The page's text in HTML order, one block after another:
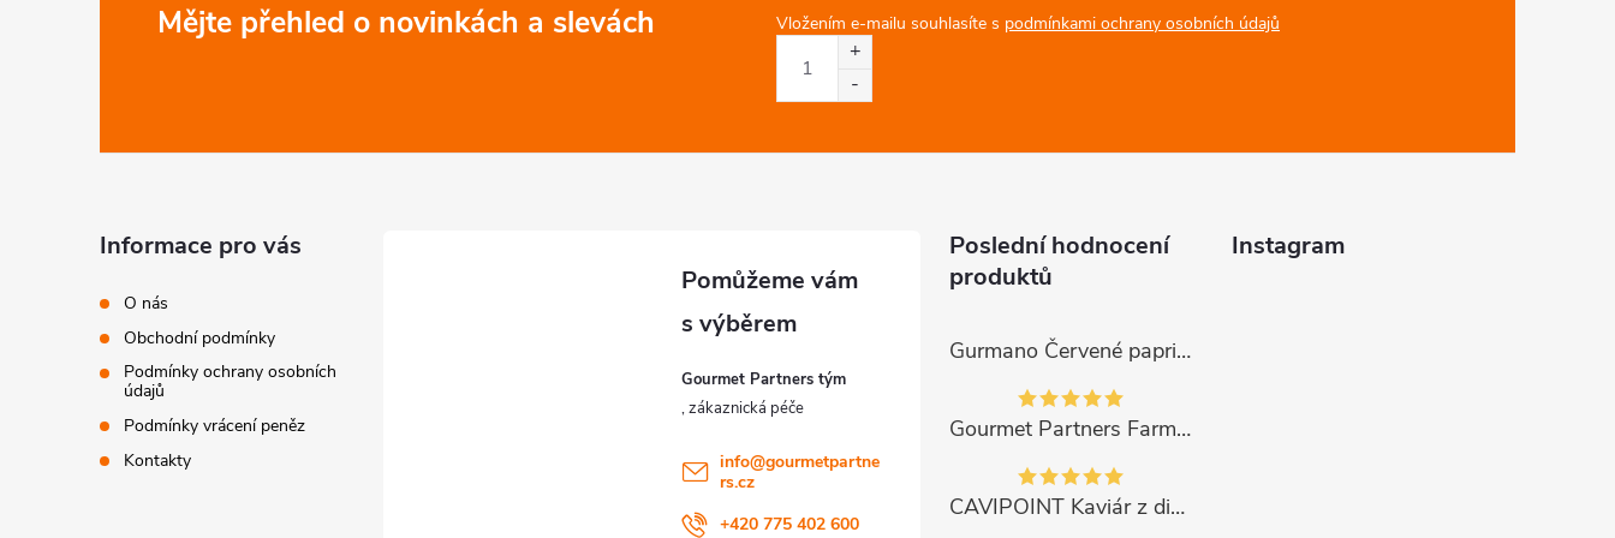
Mějte přehled o novinkách a slevách Vložením e-mailu souhlasíte s podmínkami ochrany osobních údajů
Informace pro vás
O nás
Obchodní podmínky
Podmínky ochrany osobních
údajů
Podmínky vrácení peněz
Kontakty
Gourmet Partners tým
info@gourmetpartne
rs.cz
+420 775 402 600
Poslední hodnocení
produktů
Gurmano Červené papričky plněné sýrem HOT palivé, 290g
Gourmet Partners Farmářská paštika s hříbky, 180g
CAVIPOINT Kaviár z divok. lososa "KETA GOLD", 200g
Instagram